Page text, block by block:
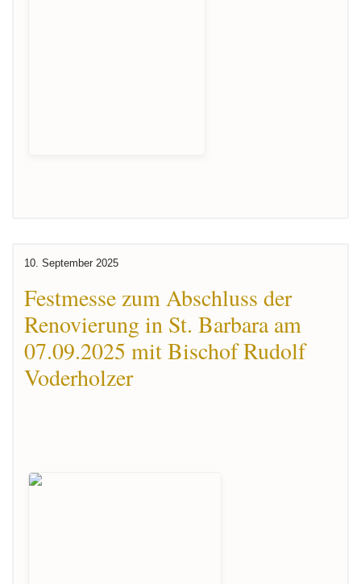
10. September 2025
Festmesse zum Abschluss der
Renovierung in St. Barbara am
07.09.2025 mit Bischof Rudolf
Voderholzer